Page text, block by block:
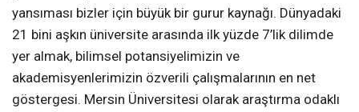
yansıması bizler için büyük bir gurur kaynağı. Dünyadaki
21 bini aşkın üniversite arasında ilk yüzde 7’lik dilimde
yer almak, bilimsel potansiyelimizin ve
akademisyenlerimizin özverili çalışmalarının en net
göstergesi. Mersin Üniversitesi olarak araştırma odaklı